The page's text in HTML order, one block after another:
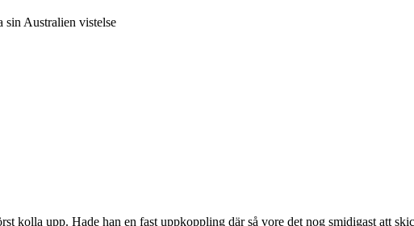
sin Australien vistelse
kolla upp. Hade han en fast uppkoppling där så vore det nog smidigast att